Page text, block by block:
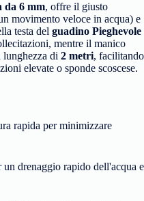
da 6 mm, offre il giusto
movimento veloce in acqua) e
testa del guadino Pieghevole
mentre il manico
lunghezza di 2 metri, facilitando
elevate o sponde scoscese.
rapida per minimizzare
drenaggio rapido dell'acqua e